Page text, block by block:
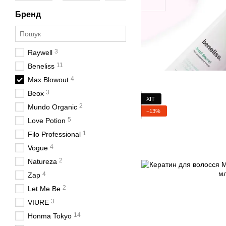
ХІТ
−13%
Бренд
Raywell 3
Beneliss 11
Max Blowout 4
Beox 3
Mundo Organic 2
Love Potion 5
Filo Professional 1
Vogue 4
Natureza 2
Zap 4
Let Me Be 2
VIURE 3
Honma Tokyo 14